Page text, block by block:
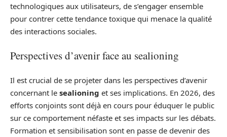
technologiques aux utilisateurs, de s’engager ensemble
pour contrer cette tendance toxique qui menace la qualité
des interactions sociales.
Perspectives d’avenir face au sealioning
Il est crucial de se projeter dans les perspectives d’avenir
concernant le sealioning et ses implications. En 2026, des
efforts conjoints sont déjà en cours pour éduquer le public
sur ce comportement néfaste et ses impacts sur les débats.
Formation et sensibilisation sont en passe de devenir des